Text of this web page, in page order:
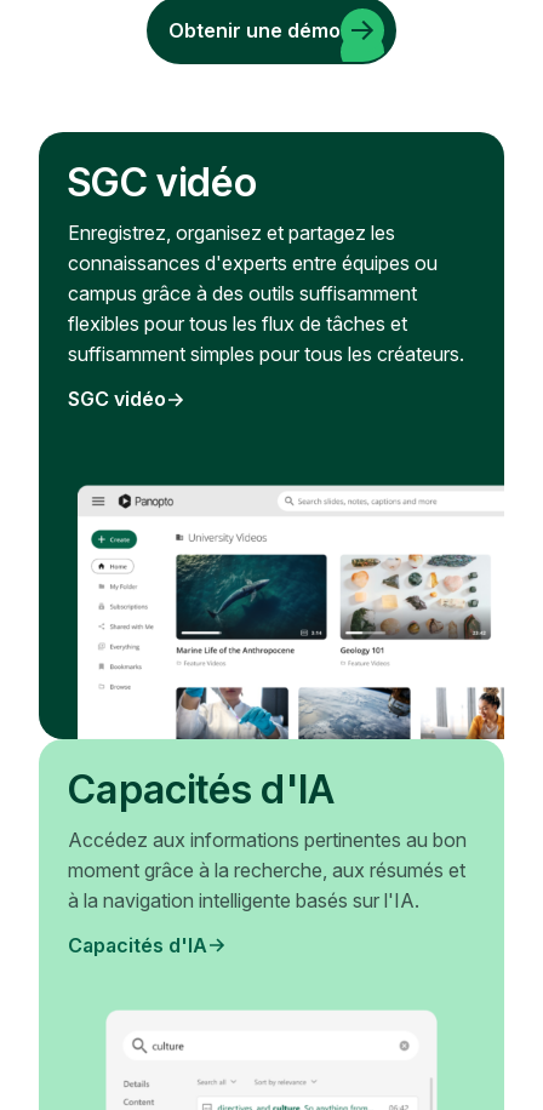
Obtenir une démo
SGC vidéo
Enregistrez, organisez et partagez les
connaissances d'experts entre équipes ou
campus grâce à des outils suffisamment
flexibles pour tous les flux de tâches et
suffisamment simples pour tous les créateurs.
SGC vidéo
Capacités d'IA
Accédez aux informations pertinentes au bon
moment grâce à la recherche, aux résumés et
à la navigation intelligente basés sur l'IA.
Capacités d'IA